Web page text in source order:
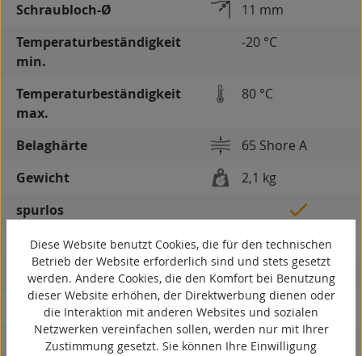
Schraubloch-Ø
11 mm
Temperaturbeständigkeit
min.
-20 °C
Temperaturbeständigkeit
max.
80 °C
Belaghärte
65 Shore A
Gewicht
2,1 kg
spurlos
kontaktverfärbungsfrei
antistatisch
elektrisch leitfähig
Diese Website benutzt Cookies, die für den technischen
Betrieb der Website erforderlich sind und stets gesetzt
werden. Andere Cookies, die den Komfort bei Benutzung
dieser Website erhöhen, der Direktwerbung dienen oder
die Interaktion mit anderen Websites und sozialen
Netzwerken vereinfachen sollen, werden nur mit Ihrer
Zustimmung gesetzt. Sie können Ihre Einwilligung